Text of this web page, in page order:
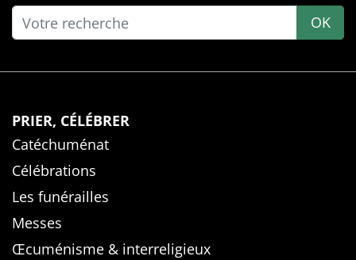
OK
PRIER, CÉLÉBRER
Catéchuménat
Célébrations
Les funérailles
Messes
Œcuménisme & interreligieux